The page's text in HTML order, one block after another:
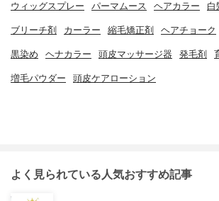
ウィッグスプレー パーマムース ヘアカラー 白
ブリーチ剤 カーラー 縮毛矯正剤 ヘアチョーク
黒染め ヘナカラー 頭皮マッサージ器 発毛剤
増毛パウダー 頭皮ケアローション
よく見られている人気おすすめ記事